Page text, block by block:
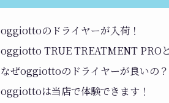
oggiottoのドライヤーが入荷！
oggiotto TRUE TREATMENT PRO
なぜoggiottoのドライヤーが良いの？
oggiottoは当店で体験できます！